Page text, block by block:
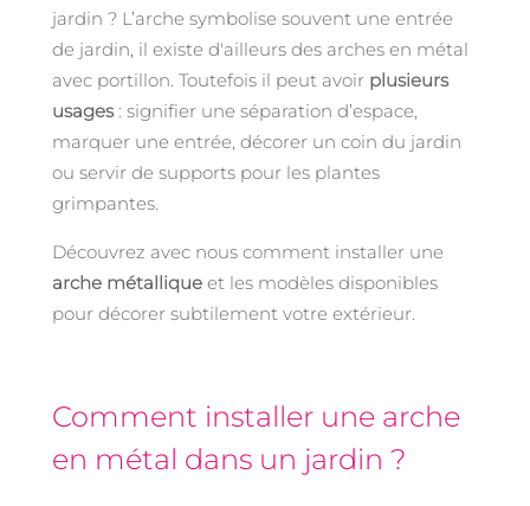
jardin ? L’arche symbolise souvent une entrée
de jardin, il existe d'ailleurs des arches en métal
avec portillon. Toutefois il peut avoir plusieurs
usages: signifier une séparation d’espace,
marquer une entrée, décorer un coin du jardin
ou servir de supports pour les plantes
grimpantes.
Découvrez avec nous comment installer une
arche métallique et les modèles disponibles
pour décorer subtilement votre extérieur.
Comment installer une arche
en métal dans un jardin ?